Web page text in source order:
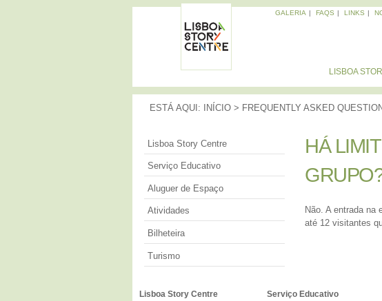
GALERIA FAQS LINKS
LISBOA
STORY
CENTRE
LISBOA
ESTÁ AQUI
ESTÁ AQUI: INÍCIO > FREQUENTLY ASKED
Lisboa Story Centre
Serviço Educativo
Aluguer de Espaço
Atividades
Bilheteira
Turismo
HÁ
HÁ
Não. A entrada na
até 12 visitantes
Lisboa Story Centre
Serviço Educativo